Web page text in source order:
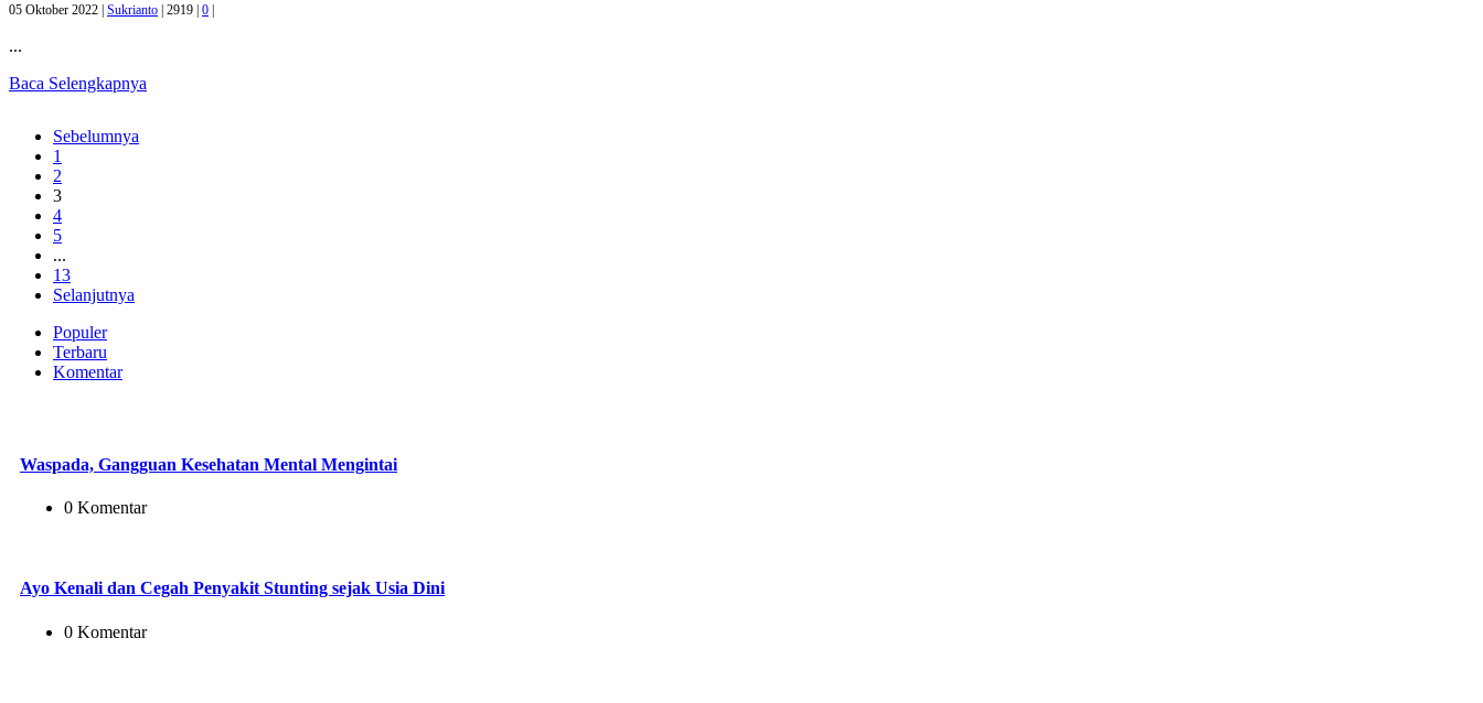
05 Oktober 2022 | Sukrianto 2919 | 0
...
Baca Selengkapnya
Sebelumnya
1
2
3
4
5
...
13
Selanjutnya
Populer
Terbaru
Komentar
Waspada, Gangguan Kesehatan Mental Mengintai
0 Komentar
Ayo Kenali dan Cegah Penyakit Stunting sejak Usia Dini
0 Komentar